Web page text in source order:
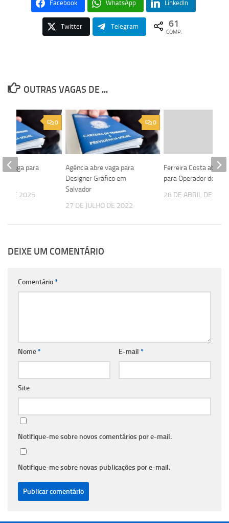
Facebook WhatsApp LinkedIn
Twitter Telegram 61
COMP.
OUTRAS VAGAS DE ...
0
Agência abre vaga para
Designer Gráfico em
Salvador
27 DE JULHO DE 2022
Ferreira Costa abre
para Operador de Loja
28 DE ABRIL DE
0
vaga para
DE 2025
DEIXE UM COMENTÁRIO
Comentário*
Nome* E-mail *
Site
Notifique-me sobre novos comentários por e-mail.
Notifique-me sobre novas publicações por e-mail.